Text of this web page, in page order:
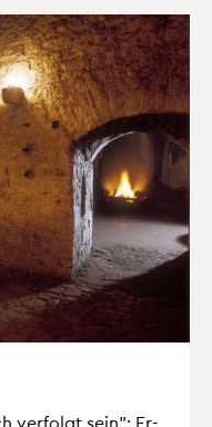
ver­folgt sein": Er­